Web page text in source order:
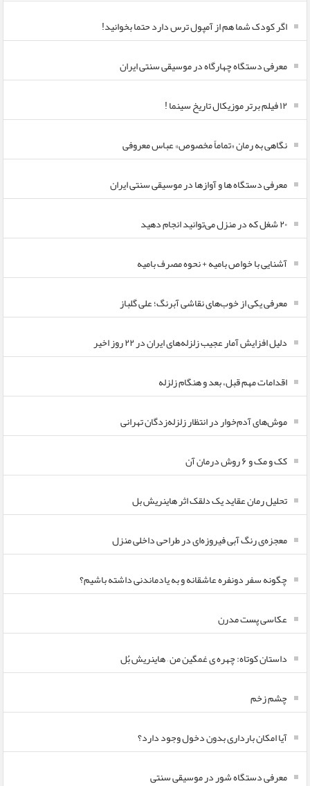
اگر کودک شما هم از آمپول ترس دارد حتما بخوانید!
معرفی دستگاه چهارگاه در موسیقی سنتی ایران
۱۲ فیلم برتر موزیکال تاریخ سینما !
نگاهی به رمان «تماماً مخصوص» عباس معروفی
معرفی دستگاه ها و آوازها در موسیقی سنتی ایران
۲۰ شغل که در منزل می‌توانید انجام دهید
آشنایی با خواص بامیه + نحوه مصرف بامیه
معرفی یکی از خوب‌های نقاشی آبرنگ؛ علی گلباز
دلیل افزایش آمار عجیب زلزله‌های ایران در ۲۲ روز اخیر
اقدامات مهم قبل، بعد و هنگام زلزله
موش‌های آدم‌خوار در انتظار زلزله‌زدگان تهرانی
کک و مک و ۶ روش درمان آن
تحلیل رمان عقاید یک دلقک اثر هاینریش بل
معجزه‌ی رنگ آبی فیروزه‌ای در طراحی داخلی منزل
چگونه سفر دونفره عاشقانه و به یادماندنی داشته باشیم؟
عکاسی پست مدرن
داستان کوتاه: چهره ی غمگین من – هاینریش بُل
چشم زخم
آیا امکان بارداری بدون دخول وجود دارد؟
معرفی دستگاه شور در موسیقی سنتی